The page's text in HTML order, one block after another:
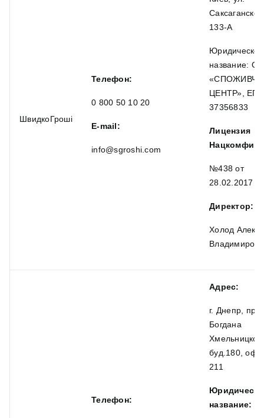
ШвидкоГроші
Телефон:
0 800 50 10 20
E-mail:
info@sgroshi.com
133-А
Юридическое
название:
ЦЕНТР»,
37356833
Лицензия
№438 от
28.02.2017
Директор:
Холод
Телефон:
Адрес:
г. Днепр,
Богдана
буд.180, оф.
211
название: